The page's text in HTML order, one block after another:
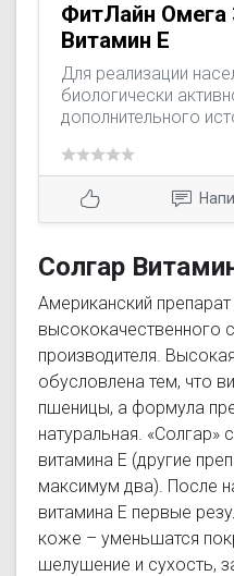
ФитЛайн Омега
Витамин Е
Для реализации
биологически
дополнительного
Солгар
Американский
высококачественного
производителя.
обусловлена тем, что
пшеницы, а формула
натуральная.
витамина Е (другие
максимум два). После
витамина Е первые
коже – уменьшатся
шелушение и сухость,